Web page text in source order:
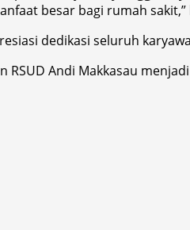
besar bagi rumah sakit,”
dedikasi seluruh
RSUD Andi Makkasau